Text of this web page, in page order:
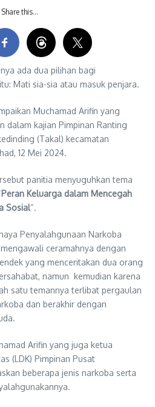
Share this…
ada dua pilihan bagi
Mati sia-sia atau masuk penjara.
Muchamad Arifin yang
dalam kajian Pimpinan Ranting
(Takal) kecamatan
12 Mei 2024.
panitia menyuguhkan tema
Peran Keluarga dalam Mencegah
Sosial“.
Penyalahgunaan Narkoba
ceramahnya dengan
yang menceritakan dua orang
namun kemudian karena
satu temannya terlibat pergaulan
dan berakhir dengan
Arifin yang juga ketua
(LDK) Pimpinan Pusat
beberapa jenis narkoba serta